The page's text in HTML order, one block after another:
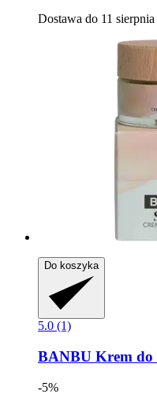
Dostawa do 11 sierpnia
Do koszyka
5.0 (1)
BANBU Krem do
-5%